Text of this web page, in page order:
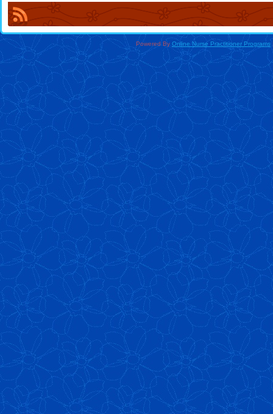
Powered By Online Nurse Practitioner Programs